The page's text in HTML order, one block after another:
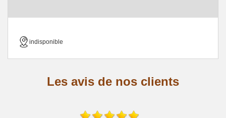
indisponible
Les avis de nos clients